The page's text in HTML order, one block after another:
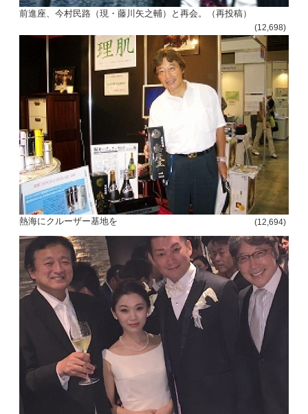
前進座、今村民路（現・藤川矢之輔）と再会。（再投稿）
(12,698)
熱海にクルーザー基地を (12,694)